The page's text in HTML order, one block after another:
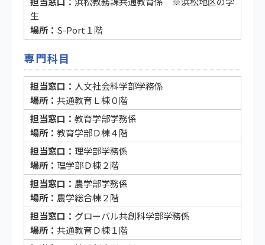
生
S-Port１階
専門科目
人文社会科学部学務係
共通教育Ｌ棟０階
教育学部学務係
教育学部Ｄ棟４階
理学部学務係
理学部Ｄ棟２階
農学部学務係
農学総合棟２階
グローバル共創科学部学務係
共通教育Ｄ棟１階